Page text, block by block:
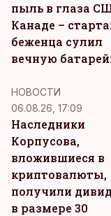
пыль в глаза
Канаде –
беженца сулил
вечную
НОВОСТИ
06.08.26, 17:09
Наследники
Корпусова,
вложившиеся в
криптовалюты,
получили
в размере 30